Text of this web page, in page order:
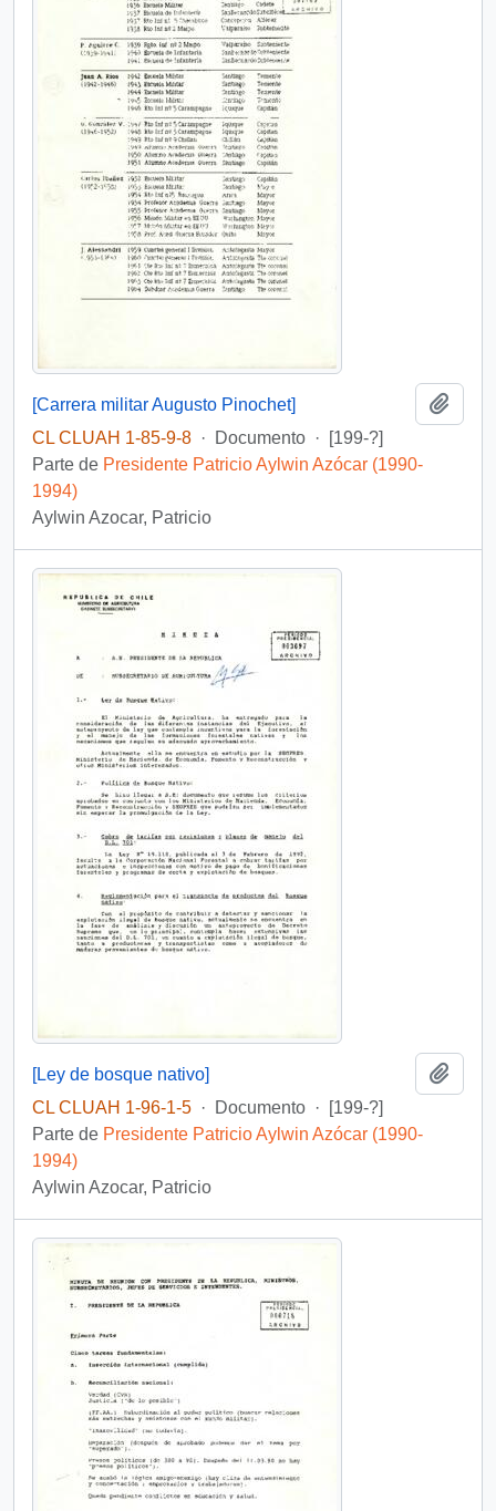
[Carrera militar Augusto Pinochet]
CL CLUAH 1-85-9-8 · Documento ·
[199-?]
Parte de Presidente Patricio Aylwin Azócar (1990-
1994)
Aylwin Azocar, Patricio
[Ley de bosque nativo]
CL CLUAH 1-96-1-5 · Documento ·
[199-?]
Parte de Presidente Patricio Aylwin Azócar (1990-
1994)
Aylwin Azocar, Patricio